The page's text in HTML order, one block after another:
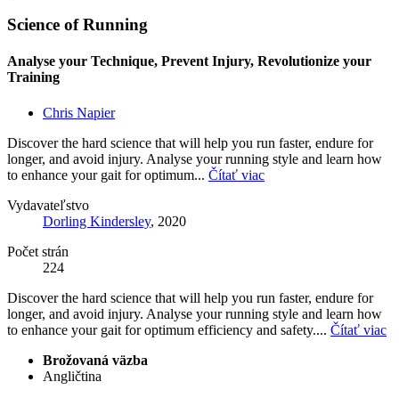
Science of Running
Analyse your Technique, Prevent Injury, Revolutionize your
Training
Chris Napier
Discover the hard science that will help you run faster, endure for
longer, and avoid injury. Analyse your running style and learn how
to enhance your gait for optimum... Čítať viac
Vydavateľstvo
Dorling Kindersley, 2020
Počet strán
224
Discover the hard science that will help you run faster, endure for
longer, and avoid injury. Analyse your running style and learn how
to enhance your gait for optimum efficiency and safety.... Čítať viac
Brožovaná väzba
Angličtina